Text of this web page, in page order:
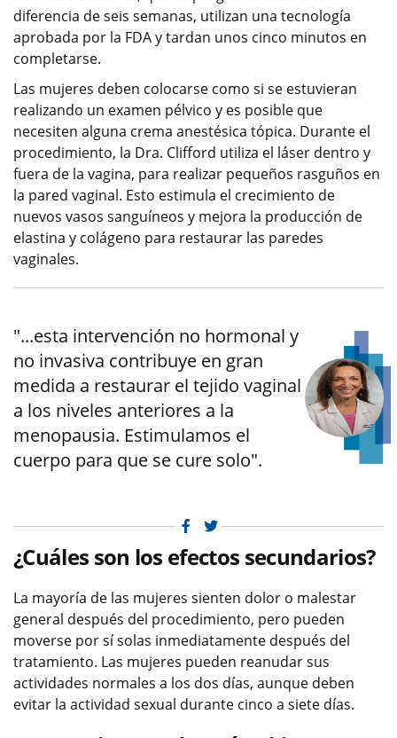
diferencia de seis semanas, utilizan una tecnología
aprobada por la FDA y tardan unos cinco minutos en
completarse.
Las mujeres deben colocarse como si se estuvieran
realizando un examen pélvico y es posible que
necesiten alguna crema anestésica tópica. Durante el
procedimiento, la Dra. Clifford utiliza el láser dentro y
fuera de la vagina, para realizar pequeños rasguños en
la pared vaginal. Esto estimula el crecimiento de
nuevos vasos sanguíneos y mejora la producción de
elastina y colágeno para restaurar las paredes
vaginales.
"...esta intervención no hormonal y
no invasiva contribuye en gran
medida a restaurar el tejido vaginal
a los niveles anteriores a la
menopausia. Estimulamos el
cuerpo para que se cure solo".
Facebook
Twitter
¿Cuáles son los efectos secundarios?
La mayoría de las mujeres sienten dolor o malestar
general después del procedimiento, pero pueden
moverse por sí solas inmediatamente después del
tratamiento. Las mujeres pueden reanudar sus
actividades normales a los dos días, aunque deben
evitar la actividad sexual durante cinco a siete días.